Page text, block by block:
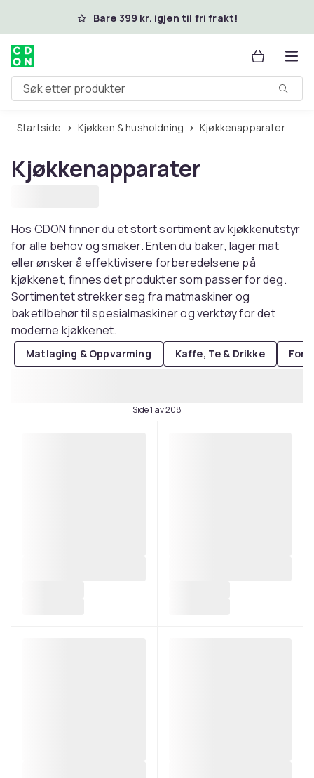
Hopp til hovedinnholdBare 399 kr. igjen til fri frakt!
Søk etter produkter
Startside Kjøkken & husholdning Kjøkkenapparater
Kjøkkenapparater
Hos CDON finner du et stort sortiment av kjøkkenutstyr
for alle behov og smaker. Enten du baker, lager mat
eller ønsker å effektivisere forberedelsene på
kjøkkenet, finnes det produkter som passer for deg.
Sortimentet strekker seg fra matmaskiner og
baketilbehør til spesialmaskiner og verktøy for det
moderne kjøkkenet.
Matlaging & Oppvarming Kaffe, Te & Drikke
Side 1 av 208